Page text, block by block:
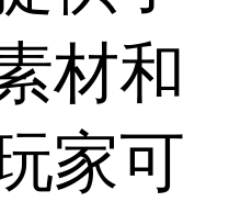
材和
家可